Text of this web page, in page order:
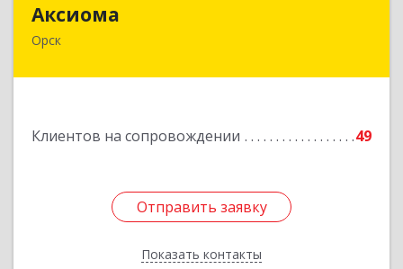
Аксиома
Орск
Клиентов на сопровождении 49
Отправить заявку
Показать контакты
462431, Оренбургская обл, Орск г, Ленина пр-
Отправить заявку
Назад